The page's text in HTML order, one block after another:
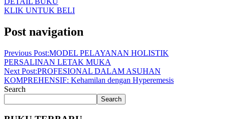
KLIK UNTUK BELI
Post navigation
Previous Post:MODEL PELAYANAN HOLISTIK
PERSALINAN LETAK MUKA
Next Post:PROFESIONAL DALAM ASUHAN
KOMPREHENSIF: Kehamilan dengan Hyperemesis
Search
Search